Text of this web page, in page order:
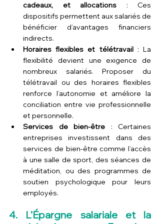
cadeaux, et allocations : Ces
dispositifs permettent aux salariés de
bénéficier d’avantages financiers
indirects.
Horaires flexibles et télétravail : La
flexibilité devient une exigence de
nombreux salariés. Proposer du
télétravail ou des horaires flexibles
renforce l’autonomie et améliore la
conciliation entre vie professionnelle
et personnelle.
Services de bien-être : Certaines
entreprises investissent dans des
services de bien-être comme l’accès
à une salle de sport, des séances de
méditation, ou des programmes de
soutien psychologique pour leurs
employés.
4. L’Épargne salariale et la